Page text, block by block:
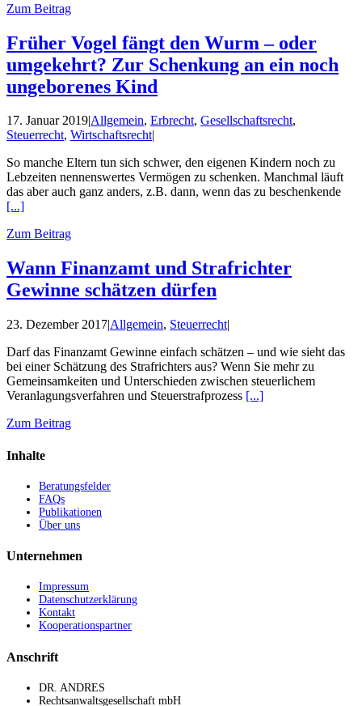
Zum Beitrag
Früher Vogel fängt den Wurm – oder
umgekehrt? Zur Schenkung an ein noch
ungeborenes Kind
17. Januar 2019|Allgemein, Erbrecht, Gesellschaftsrecht,
Steuerrecht, Wirtschaftsrecht|
So manche Eltern tun sich schwer, den eigenen Kindern noch zu
Lebzeiten nennenswertes Vermögen zu schenken. Manchmal läuft
das aber auch ganz anders, z.B. dann, wenn das zu beschenkende
[...]
Zum Beitrag
Wann Finanzamt und Strafrichter
Gewinne schätzen dürfen
23. Dezember 2017|Allgemein, Steuerrecht|
Darf das Finanzamt Gewinne einfach schätzen – und wie sieht das
bei einer Schätzung des Strafrichters aus? Wenn Sie mehr zu
Gemeinsamkeiten und Unterschieden zwischen steuerlichem
Veranlagungsverfahren und Steuerstrafprozess [...]
Zum Beitrag
Inhalte
Beratungsfelder
FAQs
Publikationen
Über uns
Unternehmen
Impressum
Datenschutzerklärung
Kontakt
Kooperationspartner
Anschrift
DR. ANDRES
Rechtsanwaltsgesellschaft mbH